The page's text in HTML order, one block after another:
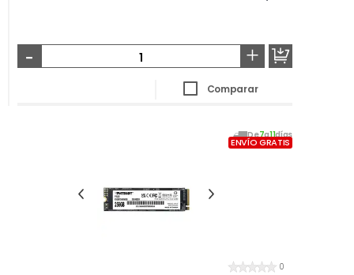
- +
Comparar
De7a11días
ENVÍO GRATIS
0